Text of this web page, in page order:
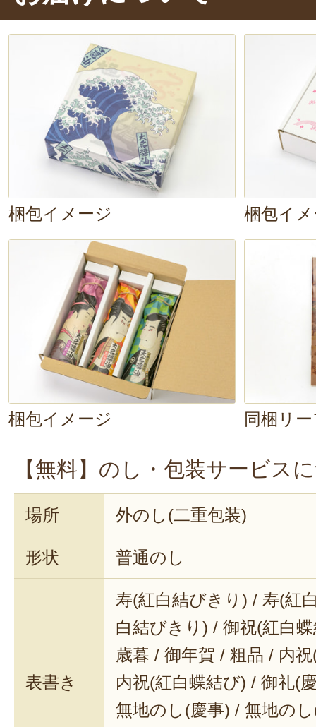
んぶだしの上品な香りが良いです
の一品も、ちょっと贅沢
に楽しむ
梱包イメージ 梱包イ
梱包イメージ 同梱リ
【無料】のし・包装サービス
場所 外のし(二重包装)
形状 普通のし
表書き
寿(紅白結びきり) / 寿(紅
白結びきり) / 御祝(紅白
歳暮 / 御年賀 / 粗品 / 内
内祝(紅白蝶結び) / 御礼(
無地のし(慶事) / 無地の